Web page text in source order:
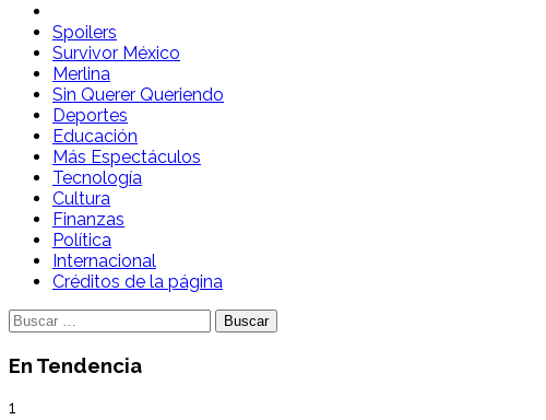
Spoilers Desde la Cuna
Sitio con información sobre series, película, reality shows y
Spoilers
Survivor México
Merlina
Sin Querer Queriendo
Deportes
Educación
Más Espectáculos
Tecnología
Cultura
Finanzas
Política
Internacional
Créditos de la página
Buscar:
En Tendencia
1